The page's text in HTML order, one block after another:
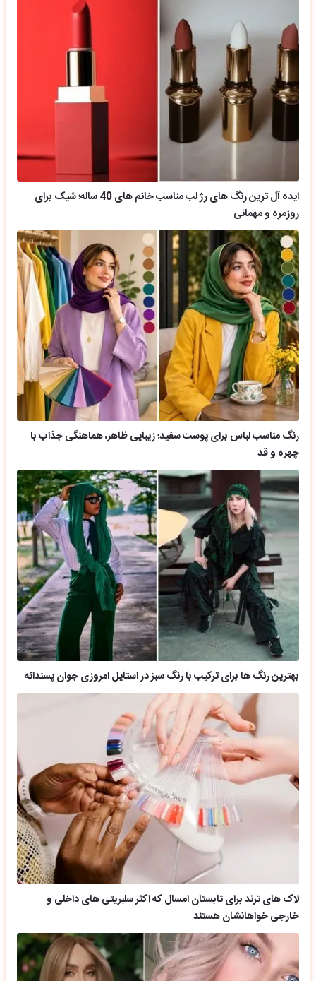
ایده آل ترین رنگ های رژ لب مناسب خانم های 40 ساله؛ شیک برای
روزمره و مهمانی
رنگ مناسب لباس برای پوست سفید؛ زیبایی ظاهر، هماهنگی جذاب با
چهره و قد
بهترین رنگ ها برای ترکیب با رنگ سبز در استایل امروزی جوان پسندانه
لاک های ترند برای تابستان امسال که اکثر سلبریتی های داخلی و
خارجی خواهانشان هستند